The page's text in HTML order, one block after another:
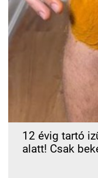
12 évig tartó
alatt! Csak